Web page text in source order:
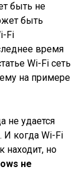
быть не
быть
Fi
время
Wi-Fi сеть
на примере
не удается
И когда Wi-Fi
находит, но
не